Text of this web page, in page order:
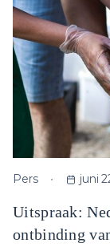
Pers juni
Uitspraak:
ontbinding